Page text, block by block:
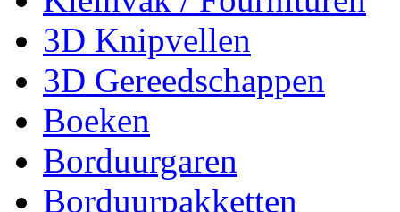
3D Knipvellen
3D Gereedschappen
Boeken
Borduurgaren
Borduurpakketten